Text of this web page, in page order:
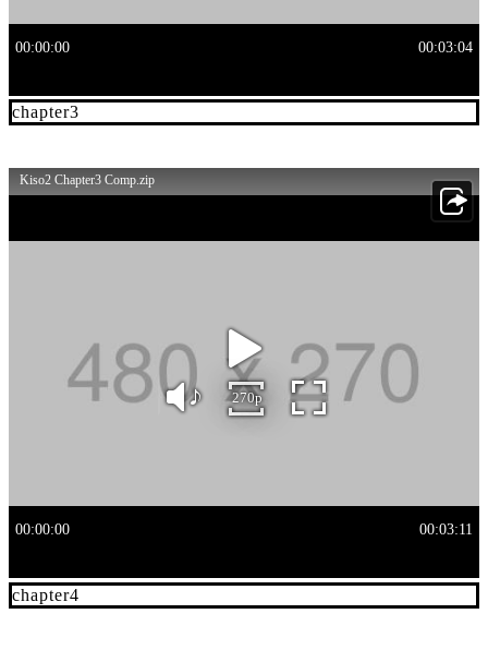
chapter3
chapter4